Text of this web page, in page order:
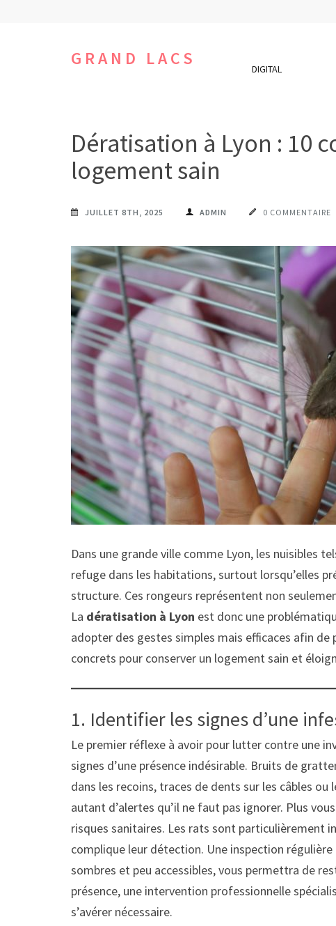
GRAND LACS DIGITAL
Dératisation à Lyon : 10
logement sain
JUILLET 8TH, 2025 ADMIN 0 COMMENTAIRE
Dans une grande ville comme Lyon, les nuisibles
refuge dans les habitations, surtout lorsqu’elles
structure. Ces rongeurs représentent non
La dératisation à Lyon est donc une
adopter des gestes simples mais efficaces afin
concrets pour conserver un logement sain et
1. Identifier les signes d’une
Le premier réflexe à avoir pour lutter contre une
signes d’une présence indésirable. Bruits de
dans les recoins, traces de dents sur les câbles
autant d’alertes qu’il ne faut pas ignorer. Plus
risques sanitaires. Les rats sont particulièrement
complique leur détection. Une inspection
sombres et peu accessibles, vous permettra de
présence, une intervention professionnelle
s’avérer nécessaire.